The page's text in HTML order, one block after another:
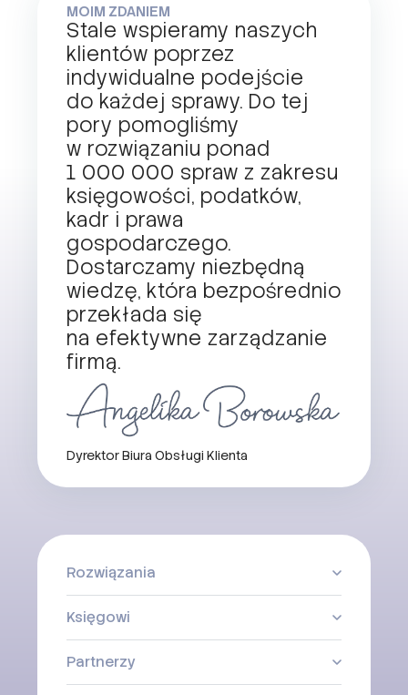
MOIM ZDANIEM
Stale wspieramy naszych
klientów poprzez
indywidualne podejście
do każdej sprawy. Do tej
pory pomogliśmy
w rozwiązaniu ponad
1 000 000 spraw z zakresu
księgowości, podatków,
kadr i prawa
gospodarczego.
Dostarczamy niezbędną
wiedzę, która bezpośrednio
przekłada się
na efektywne zarządzanie
firmą.
Dyrektor Biura Obsługi Klienta
Rozwiązania
Księgowi
Partnerzy